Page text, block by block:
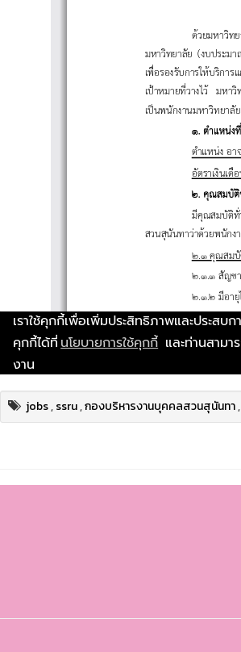
jobs,ssru,กองบริหารงานบุคคลสวนสุนันทา,